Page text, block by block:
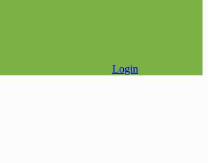
Login